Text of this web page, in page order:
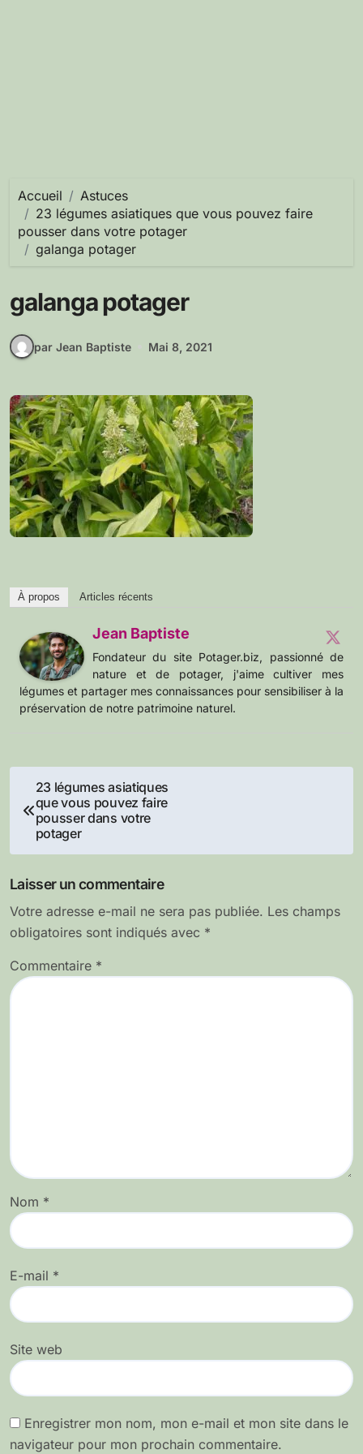
Accueil
Astuces
23 légumes asiatiques que vous pouvez faire
pousser dans votre potager
galanga potager
galanga potager
par Jean Baptiste Mai 8, 2021
À propos Articles récents
Jean Baptiste
Fondateur du site Potager.biz, passionné de
nature et de potager, j'aime cultiver mes
légumes et partager mes connaissances pour sensibiliser à la
préservation de notre patrimoine naturel.
Navigation
de
l’article
23 légumes asiatiques
que vous pouvez faire
pousser dans votre
potager
Laisser un commentaire
Votre adresse e-mail ne sera pas publiée. Les champs
obligatoires sont indiqués avec *
Commentaire *
Nom *
E-mail *
Site web
Enregistrer mon nom, mon e-mail et mon site dans le
navigateur pour mon prochain commentaire.